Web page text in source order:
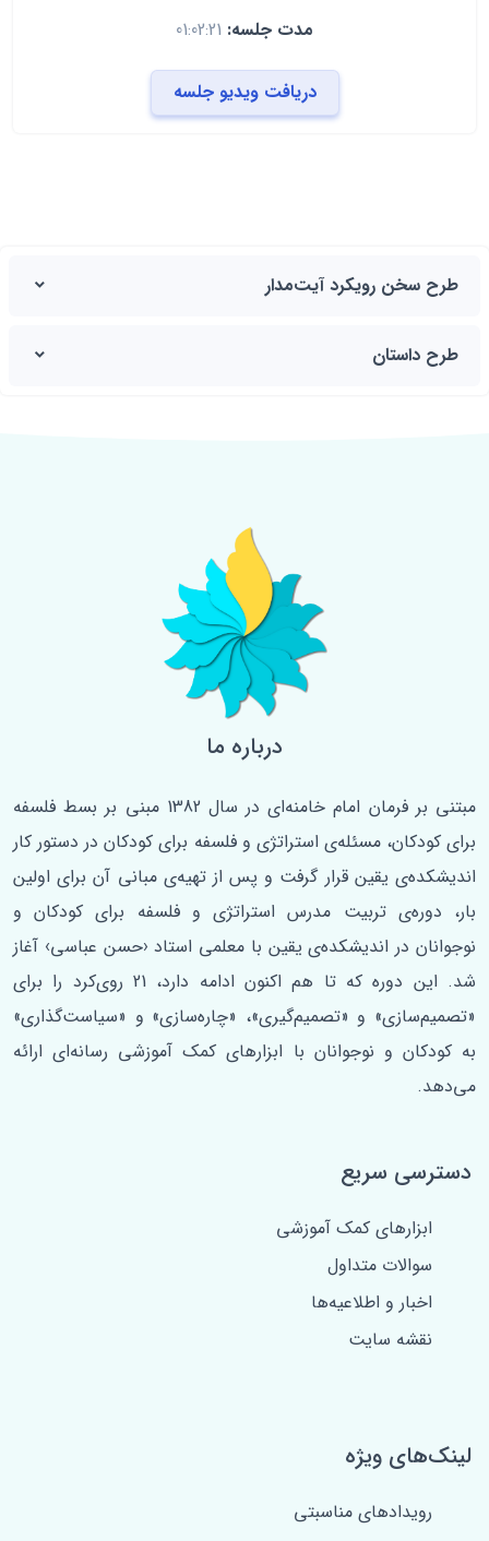
مدت جلسه: 01:02:21
دریافت ویدیو جلسه
طرح سخن رویکرد آیت‌مدار
طرح داستان
درباره ما
مبتنی بر فرمان امام خامنه‌ای در سال 1382 مبنی بر بسط فلسفه‌
برای کودکان، مسئله‌ی استراتژی و فلسفه برای کودکان در دستور کار
اندیشکده‌ی یقین قرار گرفت و پس از تهیه‌ی مبانی آن برای اولین
‌بار، دوره‌ی تربیت مدرس استراتژی و فلسفه برای کودکان و
نوجوانان در اندیشکده‌ی یقین با معلمی استاد ‹حسن عباسی› آغاز
شد. این دوره که تا هم اکنون ادامه دارد، 21 روی‌کرد را برای
«تصمیم‌سازی» و «تصمیم‌گیری»، «چاره‌سازی» و «سیاست‌گذاری»
به کودکان و نوجوانان با ابزارهای کمک آموزشی رسانه‌ای ارائه
می‌دهد.
دسترسی سریع
ابزارهای کمک آموزشی
سوالات متداول
اخبار و اطلاعیه‌ها
نقشه سایت
لینک‌های ویژه
رویدادهای مناسبتی